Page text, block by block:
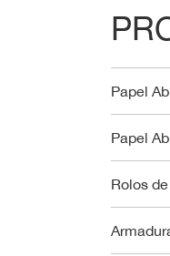
Papel
Papel
Rolos